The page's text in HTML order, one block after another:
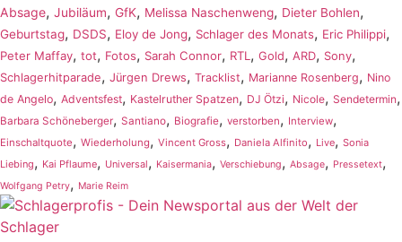
Absage, Jubiläum, GfK, Melissa Naschenweng, Dieter Bohlen,
Geburtstag, DSDS, Eloy de Jong, Schlager des Monats, Eric Philippi,
Peter Maffay, tot, Fotos, Sarah Connor, RTL , Gold, ARD, Sony,
Schlagerhitparade, Jürgen Drews, Tracklist, Marianne Rosenberg, Nino
de Angelo, Adventsfest, Kastelruther Spatzen, DJ Ötzi, Nicole, Sendetermin,
Barbara Schöneberger, Santiano, Biografie, verstorben, Interview,
Einschaltquote, Wiederholung, Vincent Gross, Daniela Alfinito, Live, Sonia
Liebing, Kai Pflaume, Universal, Kaisermania, Verschiebung, Absage, Pressetext,
Wolfgang Petry, Marie Reim